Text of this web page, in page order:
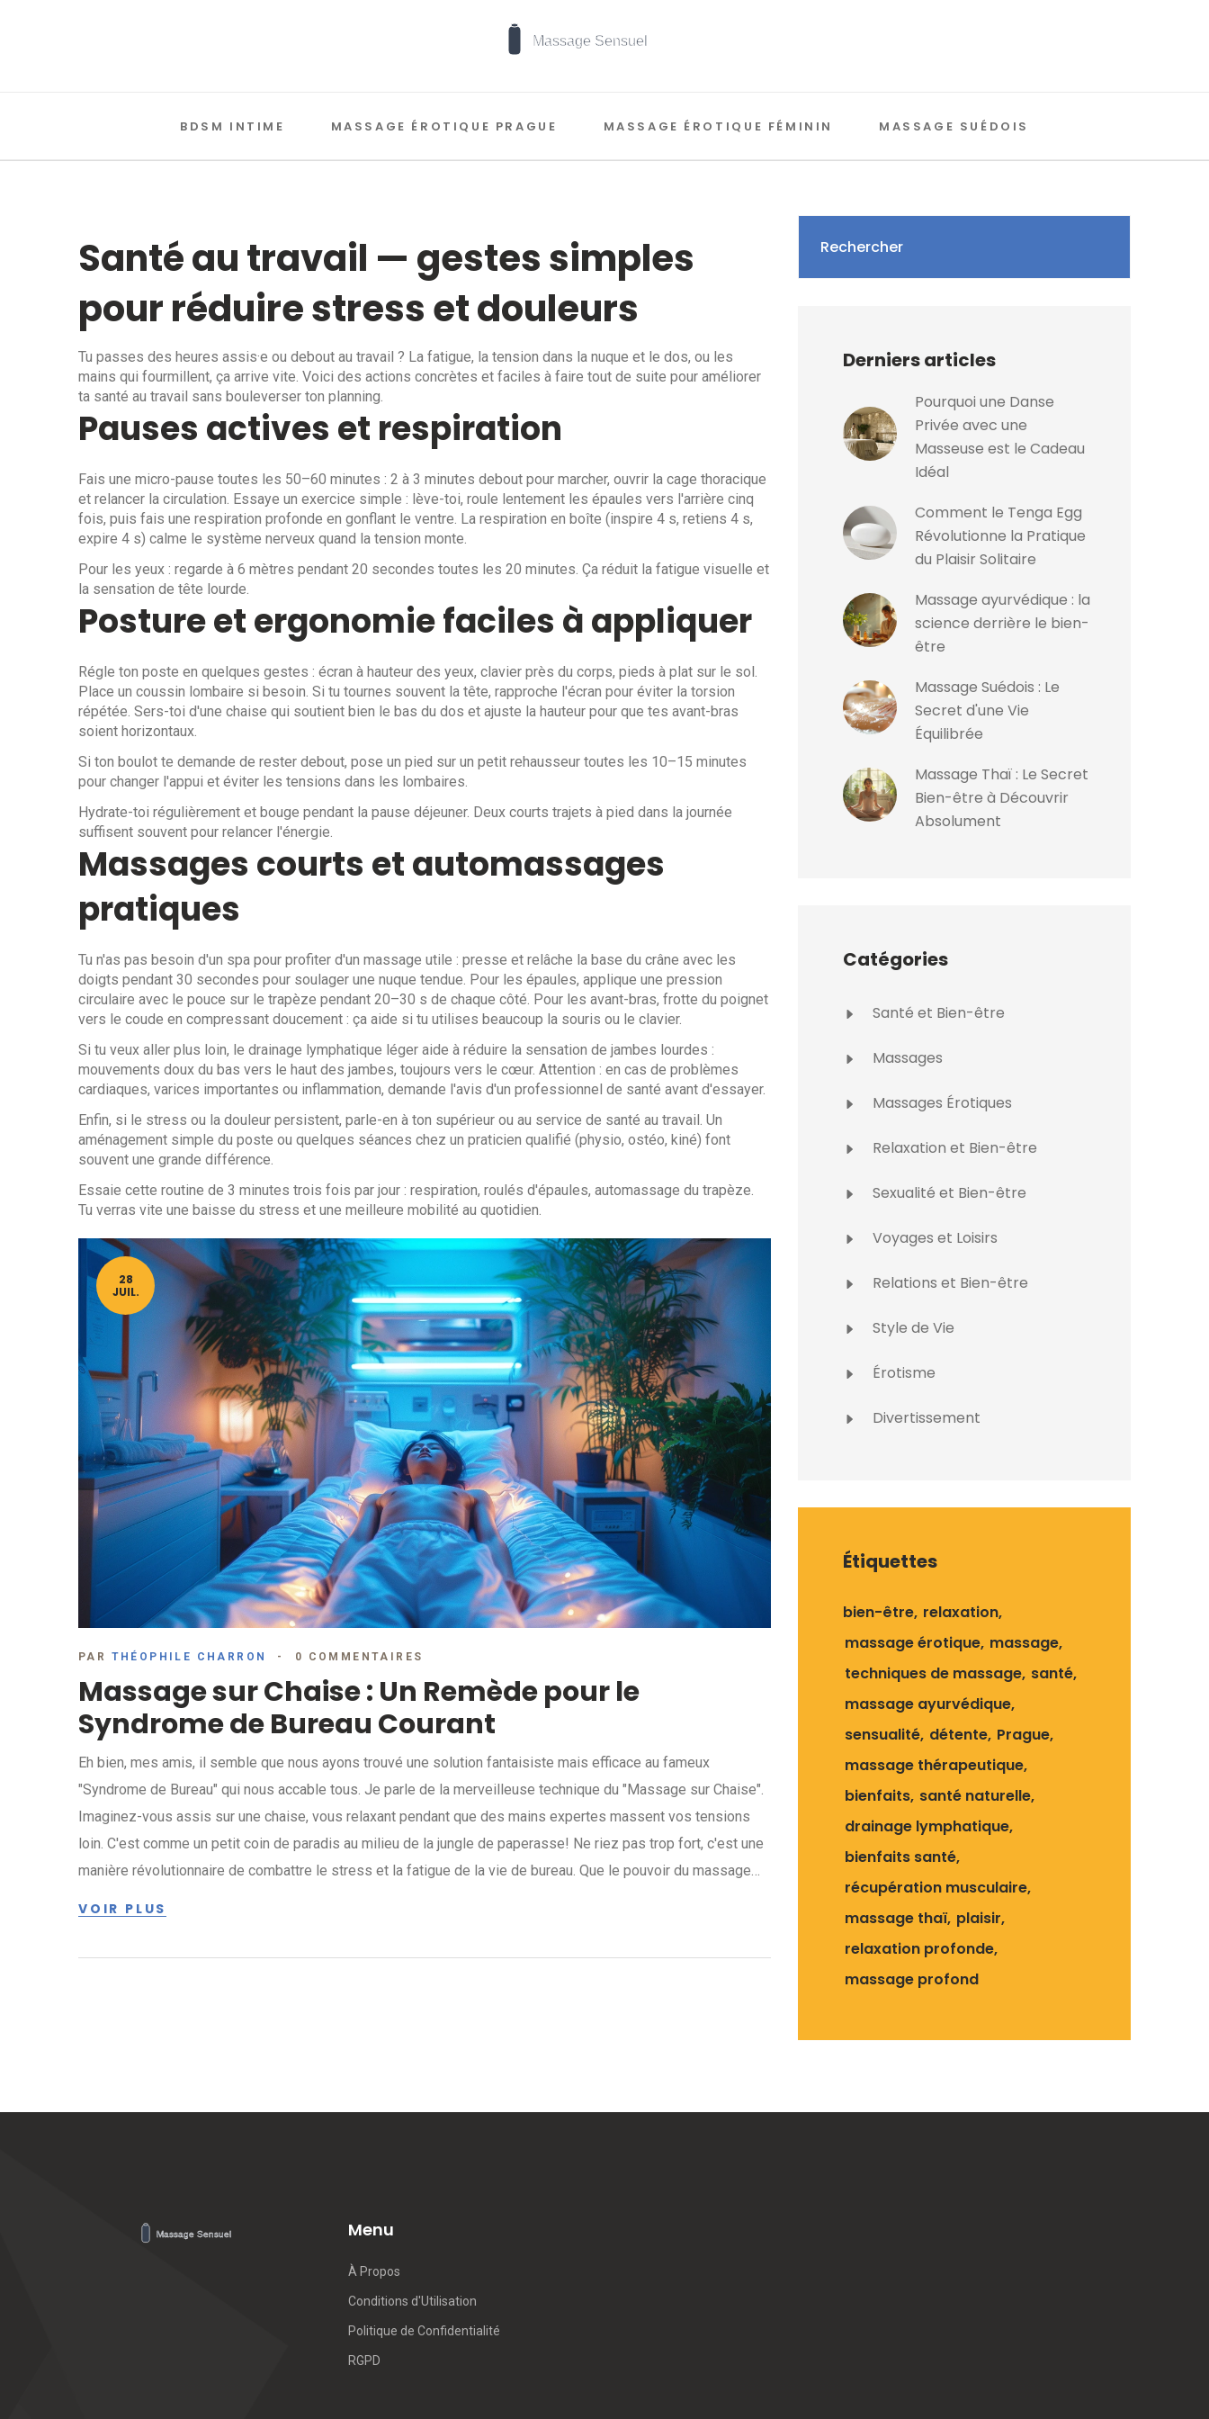
BDSM INTIME MASSAGE ÉROTIQUE PRAGUE MASSAGE ÉROTIQUE FÉMININ MASSAGE SUÉDOIS
Santé au travail — gestes simples
pour réduire stress et douleurs
Tu passes des heures assis·e ou debout au travail ? La fatigue, la tension dans la nuque et le dos, ou les
mains qui fourmillent, ça arrive vite. Voici des actions concrètes et faciles à faire tout de suite pour améliorer
ta santé au travail sans bouleverser ton planning.
Pauses actives et respiration
Fais une micro-pause toutes les 50–60 minutes : 2 à 3 minutes debout pour marcher, ouvrir la cage thoracique
et relancer la circulation. Essaye un exercice simple : lève-toi, roule lentement les épaules vers l'arrière cinq
fois, puis fais une respiration profonde en gonflant le ventre. La respiration en boîte (inspire 4 s, retiens 4 s,
expire 4 s) calme le système nerveux quand la tension monte.
Pour les yeux : regarde à 6 mètres pendant 20 secondes toutes les 20 minutes. Ça réduit la fatigue visuelle et
la sensation de tête lourde.
Posture et ergonomie faciles à appliquer
Régle ton poste en quelques gestes : écran à hauteur des yeux, clavier près du corps, pieds à plat sur le sol.
Place un coussin lombaire si besoin. Si tu tournes souvent la tête, rapproche l'écran pour éviter la torsion
répétée. Sers-toi d'une chaise qui soutient bien le bas du dos et ajuste la hauteur pour que tes avant-bras
soient horizontaux.
Si ton boulot te demande de rester debout, pose un pied sur un petit rehausseur toutes les 10–15 minutes
pour changer l'appui et éviter les tensions dans les lombaires.
Hydrate-toi régulièrement et bouge pendant la pause déjeuner. Deux courts trajets à pied dans la journée
suffisent souvent pour relancer l'énergie.
Massages courts et automassages
pratiques
Tu n'as pas besoin d'un spa pour profiter d'un massage utile : presse et relâche la base du crâne avec les
doigts pendant 30 secondes pour soulager une nuque tendue. Pour les épaules, applique une pression
circulaire avec le pouce sur le trapèze pendant 20–30 s de chaque côté. Pour les avant-bras, frotte du poignet
vers le coude en compressant doucement : ça aide si tu utilises beaucoup la souris ou le clavier.
Si tu veux aller plus loin, le drainage lymphatique léger aide à réduire la sensation de jambes lourdes :
mouvements doux du bas vers le haut des jambes, toujours vers le cœur. Attention : en cas de problèmes
cardiaques, varices importantes ou inflammation, demande l'avis d'un professionnel de santé avant d'essayer.
Enfin, si le stress ou la douleur persistent, parle-en à ton supérieur ou au service de santé au travail. Un
aménagement simple du poste ou quelques séances chez un praticien qualifié (physio, ostéo, kiné) font
souvent une grande différence.
Essaie cette routine de 3 minutes trois fois par jour : respiration, roulés d'épaules, automassage du trapèze.
Tu verras vite une baisse du stress et une meilleure mobilité au quotidien.
28
JUIL.
PAR THÉOPHILE CHARRON 0 COMMENTAIRES
Massage sur Chaise : Un Remède pour le
Syndrome de Bureau Courant
Eh bien, mes amis, il semble que nous ayons trouvé une solution fantaisiste mais efficace au fameux
"Syndrome de Bureau" qui nous accable tous. Je parle de la merveilleuse technique du "Massage sur Chaise".
Imaginez-vous assis sur une chaise, vous relaxant pendant que des mains expertes massent vos tensions
loin. C'est comme un petit coin de paradis au milieu de la jungle de paperasse! Ne riez pas trop fort, c'est une
manière révolutionnaire de combattre le stress et la fatigue de la vie de bureau. Que le pouvoir du massage
VOIR PLUS
Rechercher
Derniers articles
Pourquoi une Danse
Privée avec une
Masseuse est le Cadeau
Idéal
Comment le Tenga Egg
Révolutionne la Pratique
du Plaisir Solitaire
Massage ayurvédique : la
science derrière le bien-
être
Massage Suédois : Le
Secret d'une Vie
Équilibrée
Massage Thaï : Le Secret
Bien-être à Découvrir
Absolument
Catégories
Santé et Bien-être
Massages
Massages Érotiques
Relaxation et Bien-être
Sexualité et Bien-être
Voyages et Loisirs
Relations et Bien-être
Style de Vie
Érotisme
Divertissement
Étiquettes
bien-être relaxation
massage érotique massage
techniques de massage santé
massage ayurvédique
sensualité détente Prague
massage thérapeutique
bienfaits santé naturelle
drainage lymphatique
bienfaits santé
récupération musculaire
massage thaï plaisir
relaxation profonde
massage profond
Menu
À Propos
Conditions d'Utilisation
Politique de Confidentialité
RGPD